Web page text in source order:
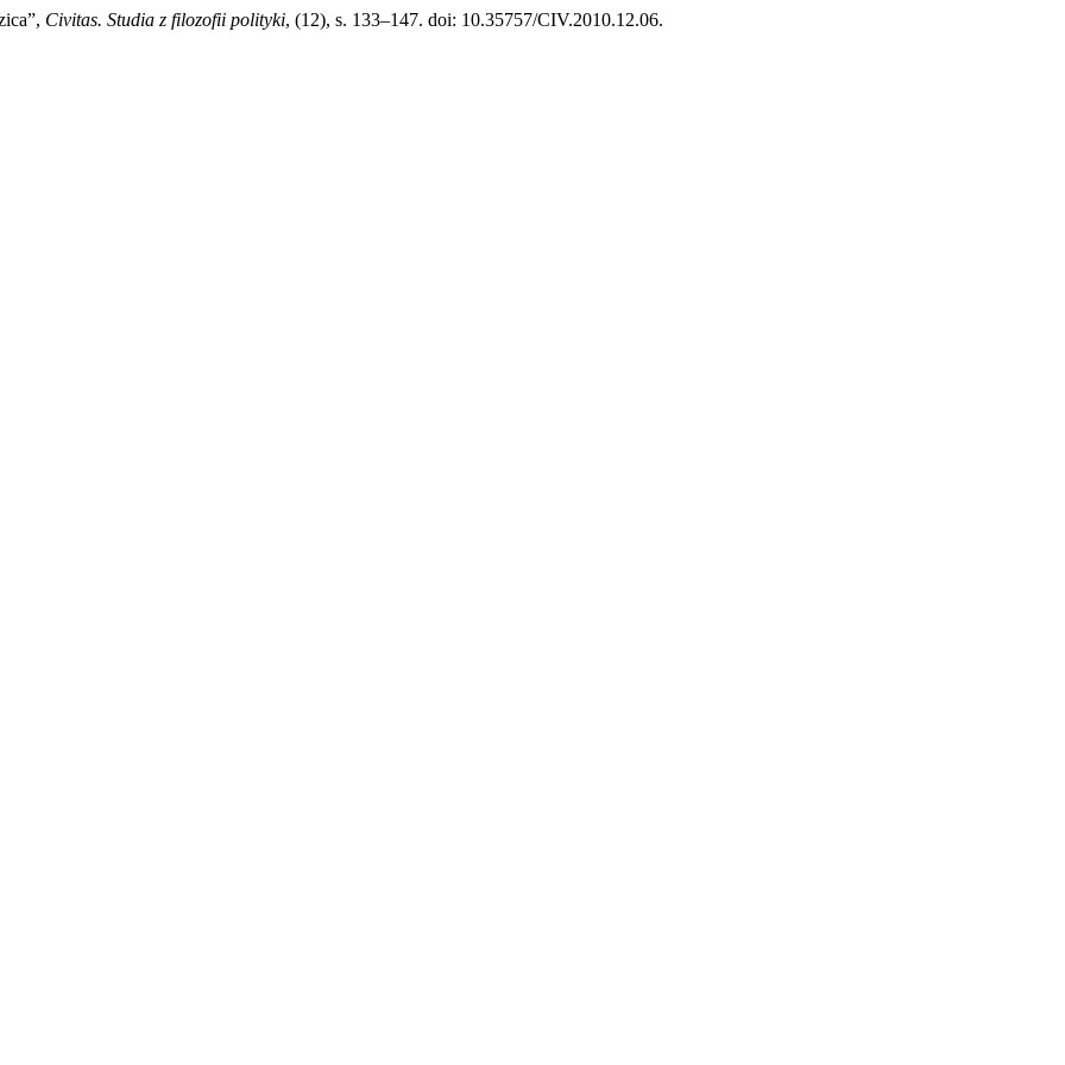
Civitas. Studia z filozofii polityki, (12), s. 133–147. doi: 10.35757/CIV.2010.12.06.